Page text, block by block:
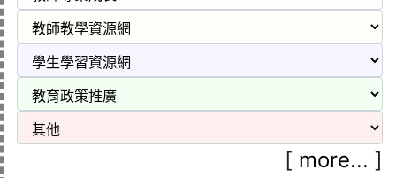
[ more... ]